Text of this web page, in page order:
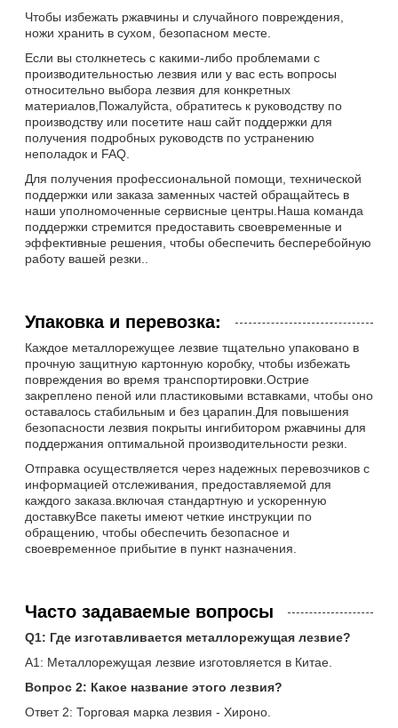
Чтобы избежать ржавчины и случайного повреждения,
ножи хранить в сухом, безопасном месте.
Если вы столкнетесь с какими-либо проблемами с
производительностью лезвия или у вас есть вопросы
относительно выбора лезвия для конкретных
материалов,Пожалуйста, обратитесь к руководству по
производству или посетите наш сайт поддержки для
получения подробных руководств по устранению
неполадок и FAQ.
Для получения профессиональной помощи, технической
поддержки или заказа заменных частей обращайтесь в
наши уполномоченные сервисные центры.Наша команда
поддержки стремится предоставить своевременные и
эффективные решения, чтобы обеспечить бесперебойную
работу вашей резки..
Упаковка и перевозка:
Каждое металлорежущее лезвие тщательно упаковано в
прочную защитную картонную коробку, чтобы избежать
повреждения во время транспортировки.Острие
закреплено пеной или пластиковыми вставками, чтобы оно
оставалось стабильным и без царапин.Для повышения
безопасности лезвия покрыты ингибитором ржавчины для
поддержания оптимальной производительности резки.
Отправка осуществляется через надежных перевозчиков с
информацией отслеживания, предоставляемой для
каждого заказа.включая стандартную и ускоренную
доставкуВсе пакеты имеют четкие инструкции по
обращению, чтобы обеспечить безопасное и
своевременное прибытие в пункт назначения.
Часто задаваемые вопросы
Q1: Где изготавливается металлорежущая лезвие?
A1: Металлорежущая лезвие изготовляется в Китае.
Вопрос 2: Какое название этого лезвия?
Ответ 2: Торговая марка лезвия - Хироно.